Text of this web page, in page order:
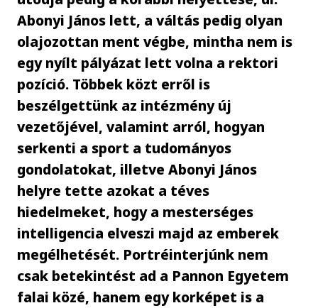
Abonyi János lett, a váltás pedig olyan
olajozottan ment végbe, mintha nem is
egy nyílt pályázat lett volna a rektori
pozíció. Többek közt erről is
beszélgettünk az intézmény új
vezetőjével, valamint arról, hogyan
serkenti a sport a tudományos
gondolatokat, illetve Abonyi János
helyre tette azokat a téves
hiedelmeket, hogy a mesterséges
intelligencia elveszi majd az emberek
megélhetését. Portréinterjúnk nem
csak betekintést ad a Pannon Egyetem
falai közé, hanem egy korképet is a